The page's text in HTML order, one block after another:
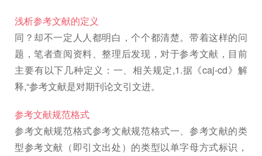
浅析参考文献的定义
同？却不一定人人都明白，个个都清楚。带着这样的问
题，笔者查阅资料、整理后发现，对于参考文献，目前
主要有以下几种定义：一、相关规定,1.据《caj-cd》解
释,“参考文献是对期刊论文引文进。
参考文献规范格式
参考文献规范格式参考文献规范格式一、参考文献的类
型参考文献（即引文出处）的类型以单字母方式标识，